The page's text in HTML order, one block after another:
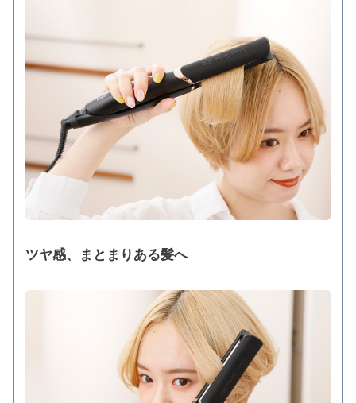
ツヤ感、まとまりある髪へ